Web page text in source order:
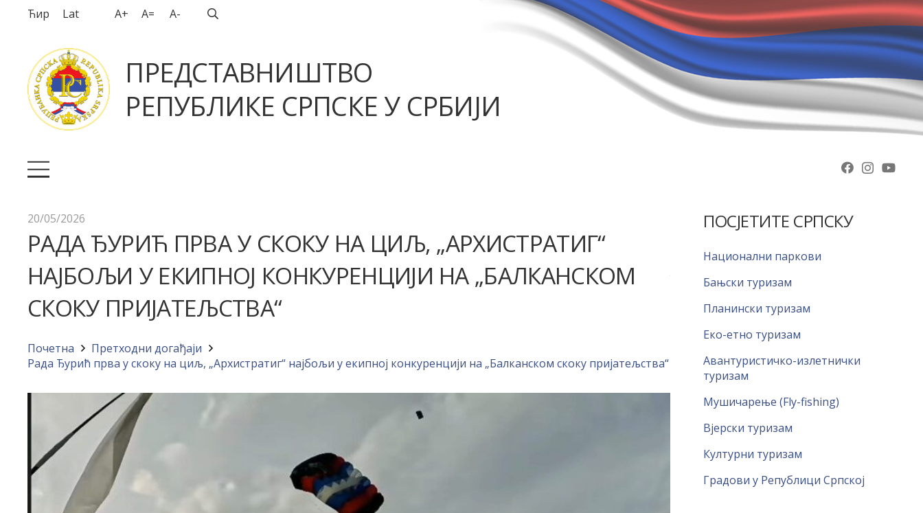
Ћир Lat A+ A= A-
ПРЕДСТАВНИШТВО
РЕПУБЛИКЕ СРПСКЕ У СРБИЈИ
20/05/2026
РАДА ЂУРИЋ ПРВА У СКОКУ НА ЦИЉ, „АРХИСТРАТИГ“
НАЈБОЉИ У ЕКИПНОЈ КОНКУРЕНЦИЈИ НА „БАЛКАНСКОМ
СКОКУ ПРИЈАТЕЉСТВА“
Почетна
Претходни догађаји
Рада Ђурић прва у скоку на циљ, „Архистратиг“ најбољи у екипној конкуренцији на „Балканском скоку пријатељства“
ПОСЈЕТИТЕ СРПСКУ
Национални паркови
Бањски туризам
Планински туризам
Еко-етно туризам
Авантуристичко-излетнички
туризам
Мушичарење (Fly-fishing)
Вјерски туризам
Културни туризам
Градови у Републици Српској